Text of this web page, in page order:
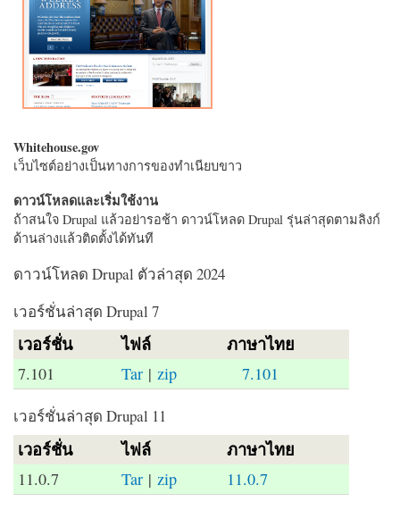
Whitehouse.gov
เว็บไซต์อย่างเป็นทางการของทำเนียบขาว
ดาวน์โหลดและเริ่มใช้งาน
ถ้าสนใจ Drupal แล้วอย่ารอช้า ดาวน์โหลด Drupal รุ่นล่าสุดตามลิงก์
ด้านล่างแล้วติดตั้งได้ทันที
ดาวน์โหลด Drupal ตัวล่าสุด 2024
เวอร์ชั่นล่าสุด Drupal 7
เวอร์ชั่น ไฟล์ ภาษาไทย
7.101 Tar |zip 7.101
เวอร์ชั่นล่าสุด Drupal 11
เวอร์ชั่น ไฟล์ ภาษาไทย
11.0.7 Tar | zip 11.0.7